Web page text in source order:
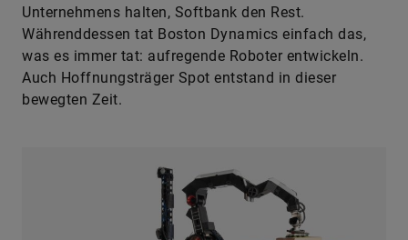
Unternehmens halten, Softbank den Rest.
Währenddessen tat Boston Dynamics einfach das,
was es immer tat: aufregende Roboter entwickeln.
Auch Hoffnungsträger Spot entstand in dieser
bewegten Zeit.